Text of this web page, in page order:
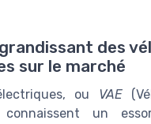
des
sur le marché
ou VAE
connaissent un